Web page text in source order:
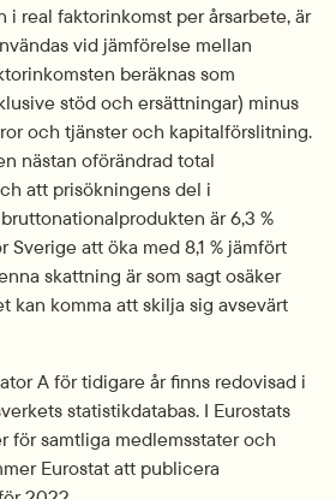
i real faktorinkomst per årsarbete, är
vid jämförelse mellan
beräknas som
stöd och ersättningar) minus
och tjänster och kapitalförslitning.
nästan oförändrad total
att prisökningens del i
är 6,3 %
att öka med 8,1 % jämfört
skattning är som sagt osäker
kan komma att skilja sig avsevärt
A för tidigare år finns redovisad i
statistikdatabas. I Eurostats
för samtliga medlemsstater och
Eurostat att publicera